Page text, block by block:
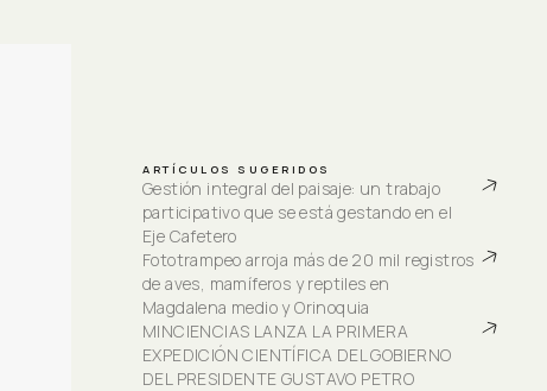
ARTÍCULOS SUGERIDOS
Gestión integral del paisaje: un trabajo
participativo que se está gestando en el
Eje Cafetero
Fototrampeo arroja más de 20 mil registros
de aves, mamíferos y reptiles en
Magdalena medio y Orinoquia
MINCIENCIAS LANZA LA PRIMERA
EXPEDICIÓN CIENTÍFICA DEL GOBIERNO
DEL PRESIDENTE GUSTAVO PETRO